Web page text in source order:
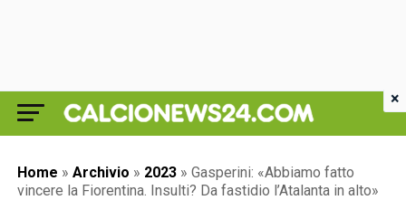
Home » Archivio » 2023 » Gasperini: «Abbiamo fatto
vincere la Fiorentina. Insulti? Da fastidio l’Atalanta in alto»
×